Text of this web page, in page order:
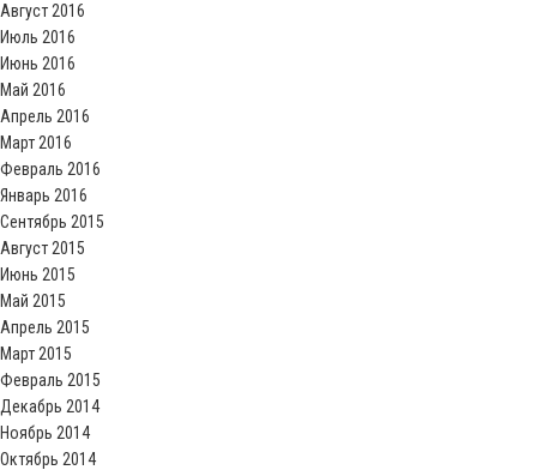
Август 2016
Июль 2016
Июнь 2016
Май 2016
Апрель 2016
Март 2016
Февраль 2016
Январь 2016
Сентябрь 2015
Август 2015
Июнь 2015
Май 2015
Апрель 2015
Март 2015
Февраль 2015
Декабрь 2014
Ноябрь 2014
Октябрь 2014